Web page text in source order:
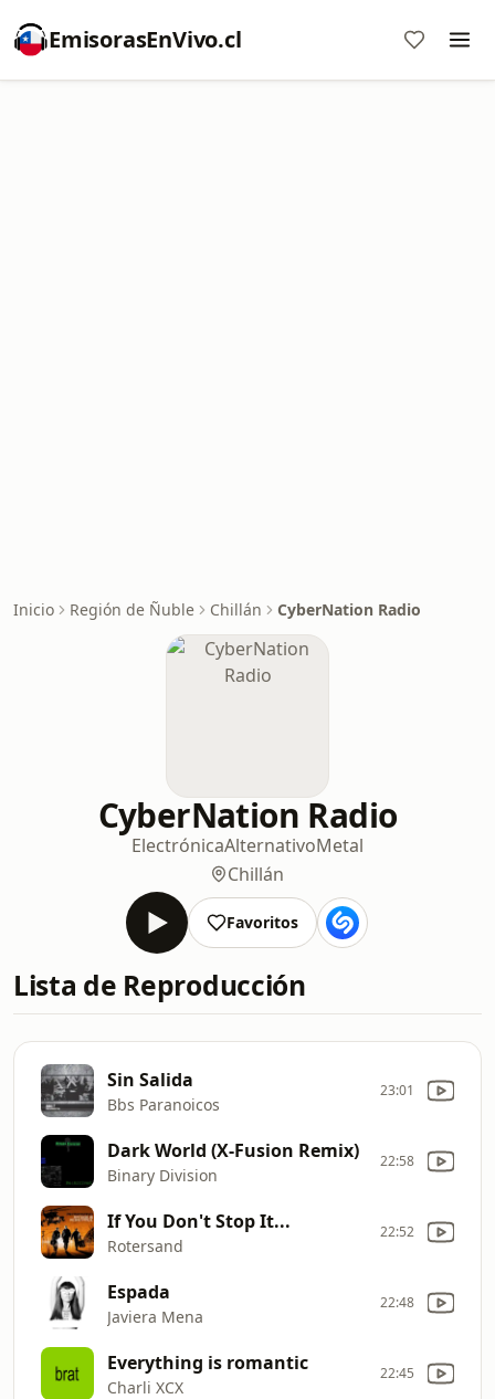
EmisorasEnVivo.cl
Inicio Región de Ñuble Chillán CyberNation Radio
CyberNation Radio
ElectrónicaAlternativoMetal
Chillán
Favoritos
Lista de Reproducción
Sin Salida
Bbs Paranoicos
23:01
Dark World (X-Fusion Remix)
Binary Division
22:58
If You Don't Stop It...
Rotersand
22:52
Espada
Javiera Mena
22:48
Everything is romantic
Charli XCX
22:45